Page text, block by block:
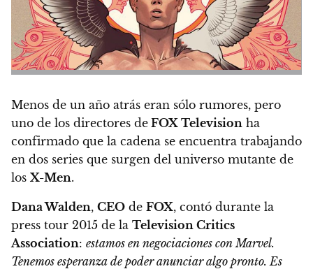
Menos de un año atrás eran sólo rumores, pero
uno de los directores de FOX Television ha
confirmado que la cadena se encuentra trabajando
en dos series que surgen del universo mutante de
los X-Men.
Dana Walden, CEO de FOX, contó durante la
press tour 2015 de la Television Critics
Association: estamos en negociaciones con Marvel.
Tenemos esperanza de poder anunciar algo pronto. Es